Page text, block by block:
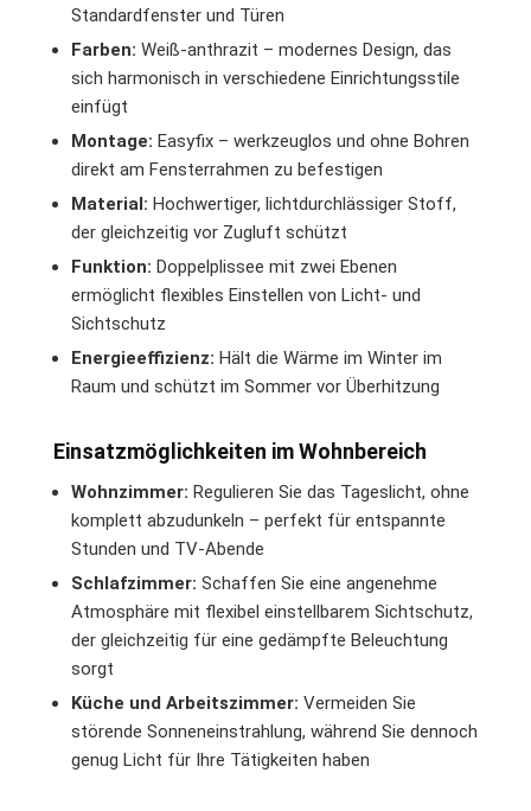
Standardfenster und Türen
Farben: Weiß-anthrazit – modernes Design, das
sich harmonisch in verschiedene Einrichtungsstile
einfügt
Montage: Easyfix – werkzeuglos und ohne Bohren
direkt am Fensterrahmen zu befestigen
Material: Hochwertiger, lichtdurchlässiger Stoff,
der gleichzeitig vor Zugluft schützt
Funktion: Doppelplissee mit zwei Ebenen
ermöglicht flexibles Einstellen von Licht- und
Sichtschutz
Energieeffizienz: Hält die Wärme im Winter im
Raum und schützt im Sommer vor Überhitzung
Einsatzmöglichkeiten im Wohnbereich
Wohnzimmer: Regulieren Sie das Tageslicht, ohne
komplett abzudunkeln – perfekt für entspannte
Stunden und TV-Abende
Schlafzimmer: Schaffen Sie eine angenehme
Atmosphäre mit flexibel einstellbarem Sichtschutz,
der gleichzeitig für eine gedämpfte Beleuchtung
sorgt
Küche und Arbeitszimmer: Vermeiden Sie
störende Sonneneinstrahlung, während Sie dennoch
genug Licht für Ihre Tätigkeiten haben